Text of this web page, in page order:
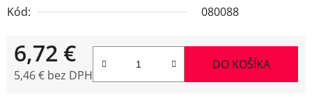
Kód:
080088
6,72 €
5,46 € bez DPH
DO KOŠÍKA